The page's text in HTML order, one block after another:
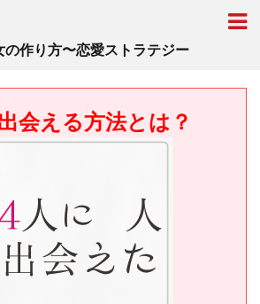
の作り方〜恋愛ストラテジー
会える方法とは？